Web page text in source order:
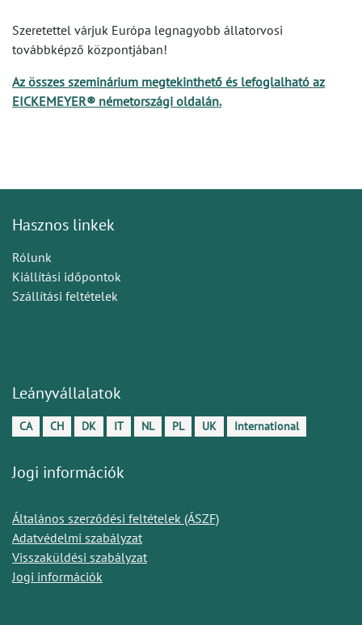
Szeretettel várjuk Európa legnagyobb állatorvosi
továbbképző központjában!
Az összes szeminárium megtekinthető és lefoglalható az
EICKEMEYER® németországi oldalán.
Hasznos linkek
Rólunk
Kiállítási időpontok
Szállítási feltételek
Leányvállalatok
CA CH DK IT NL PL UK International
Jogi információk
Általános szerződési feltételek (ÁSZF)
Adatvédelmi szabályzat
Visszaküldési szabályzat
Jogi információk